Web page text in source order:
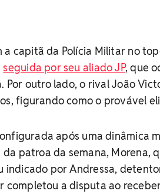
a capitã da Polícia Militar no
seguida por seu aliado JP, que
Por outro lado, o rival João
figurando como o provável
após uma dinâmica
patroa da semana, Morena,
indicado por Andressa,
completou a disputa ao